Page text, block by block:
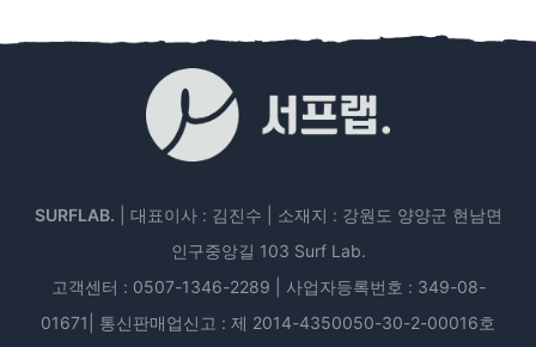
SURFLAB. | 대표이사 : 김진수 | 소재지 : 강원도 양양군 현남면
인구중앙길 103 Surf Lab.
고객센터 : 0507-1346-2289 | 사업자등록번호 : 349-08-
01671| 통신판매업신고 : 제 2014-4350050-30-2-00016호